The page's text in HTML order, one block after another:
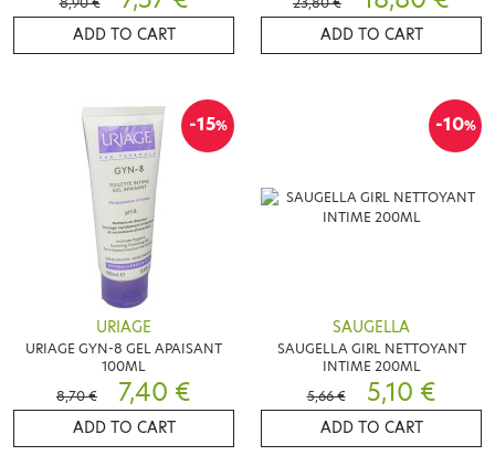
ADD TO CART ADD TO CART
-15%
URIAGE
URIAGE GYN-8 GEL APAISANT
100ML
8,70 €
7,40 €
ADD TO CART
-10%
SAUGELLA
SAUGELLA GIRL NETTOYANT
INTIME 200ML
5,66 €
5,10 €
ADD TO CART